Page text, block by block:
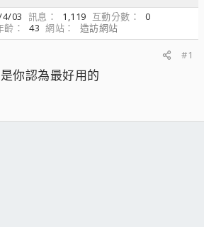
4/03 訊息 1,119 互動分數
0
齡 43 網站
造訪網站
#1
你認為最好用的